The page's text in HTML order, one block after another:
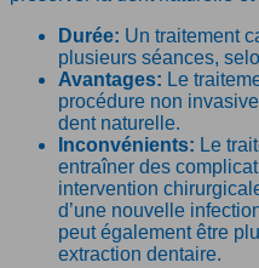
Durée: Un traitement
plusieurs séances,
Avantages: Le
procédure non
dent naturelle.
Inconvénients: Le
entraîner des
intervention
d’une nouvelle
peut également être
extraction dentaire.